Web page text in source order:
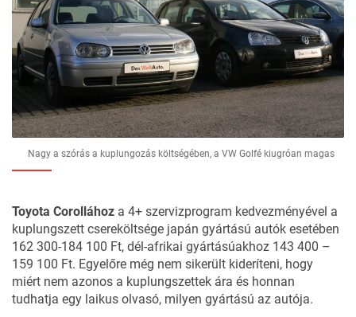
Nagy a szórás a kuplungozás költségében, a VW Golfé kiugróan magas
Toyota Corollához a 4+ szervizprogram kedvezményével a
kuplungszett csereköltsége japán gyártású autók esetében
162 300-184 100 Ft, dél-afrikai gyártásúakhoz 143 400 –
159 100 Ft. Egyelőre még nem sikerült kideríteni, hogy
miért nem azonos a kuplungszettek ára és honnan
tudhatja egy laikus olvasó, milyen gyártású az autója.